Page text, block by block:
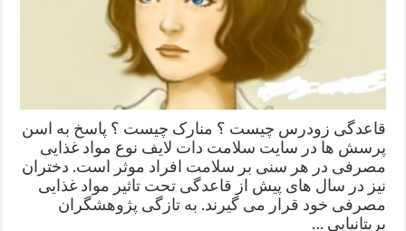
قاعدگی زودرس چیست ؟ منارک چیست ؟ پاسخ به اسن
پرسش ها در سایت سلامت دات لایف نوع مواد غذایی
مصرفی در هر سنی بر سلامت افراد موثر است. دختران
نیز در سال های پیش از قاعدگی تحت تاثیر مواد غذایی
مصرفی خود قرار می گیرند. به تازگی پژوهشگران
بریتانیایی …